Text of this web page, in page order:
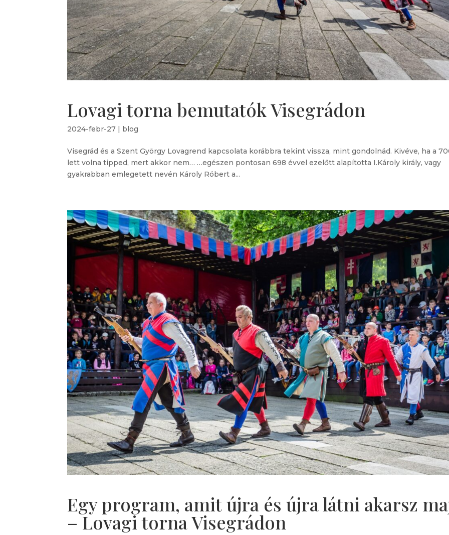
Lovagi torna bemutatók Visegrádon
2024-febr-27 | blog
Visegrád és a Szent György Lovagrend kapcsolata korábbra tekint vissza, mint gondolnád. Kivéve, ha a
lett volna tipped, mert akkor nem… …egészen pontosan 698 évvel ezelőtt alapította I.Károly király, vagy
gyakrabban emlegetett nevén Károly Róbert a...
Egy program, amit újra és újra látni akarsz
– Lovagi torna Visegrádon